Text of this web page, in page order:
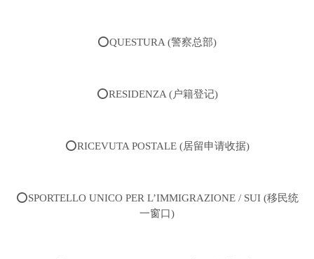
⭕️QUESTURA (警察总部)
⭕️RESIDENZA (户籍登记)
⭕️RICEVUTA POSTALE (居留申请收据)
⭕️SPORTELLO UNICO PER L’IMMIGRAZIONE / SUI (移民统
一窗口)